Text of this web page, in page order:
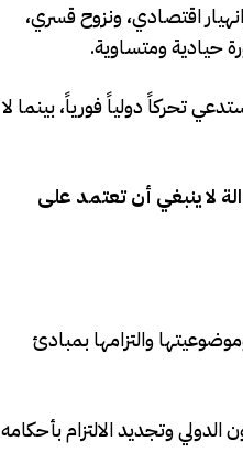
اقتصادي، ونزوح قسري،
حيادية ومتساوية.
تحركاً دولياً فورياً، بينما لا
لا ينبغي أن تعتمد على
والتزامها بمبادئ
وتجديد الالتزام بأحكامه